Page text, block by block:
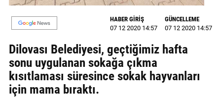
BİZE
ULAŞIN
İletişim
Gizlilik
Sözleşmesi
HABER GİRİŞ
07 12 2020 14:57
GÜNCELLEME
07 12 2020 14:57
Dilovası Belediyesi, geçtiğimiz hafta
sonu uygulanan sokağa çıkma
kısıtlaması süresince sokak hayvanları
için mama bıraktı.